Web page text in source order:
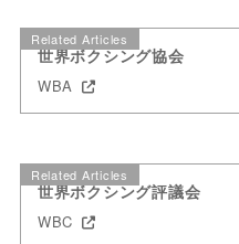
Related Articles
世界ボクシング協会
WBA
Related Articles
世界ボクシング評議会
WBC